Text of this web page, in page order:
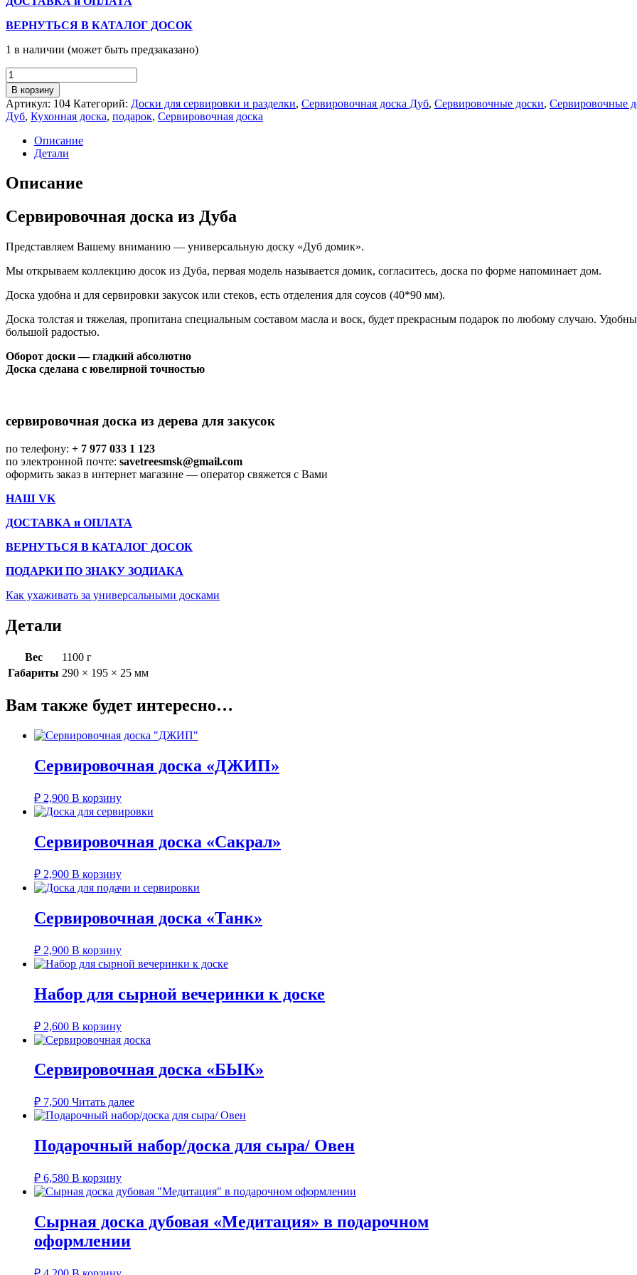
ВЕРНУТЬСЯ В КАТАЛОГ ДОСОК
1 в наличии (может быть предзаказано)
Количество
товара
Сервировочная
доска
"Дуб
домик"
В корзину
Артикул: 104 Категорий: Доски для сервировки и разделки, Сервировочная доска Дуб, Сервировочные доски, Сервировочные
Дуб, Кухонная доска, подарок, Сервировочная доска
Описание
Детали
Описание
Сервировочная доска из Дуба
Представляем Вашему вниманию — универсальную доску «Дуб домик».
Мы открываем коллекцию досок из Дуба, первая модель называется домик, согласитесь, доска по форме напоминает дом.
Доска удобна и для сервировки закусок или стеков, есть отделения для соусов (40*90 мм).
Доска толстая и тяжелая, пропитана специальным составом масла и воск, будет прекрасным подарок по любому случаю.
большой радостью.
Оборот доски — гладкий абсолютно
Доска сделана с ювелирной точностью
сервировочная доска из дерева для закусок
по телефону: + 7 977 033 1 123
по электронной почте: savetreesmsk@gmail.com
оформить заказ в интернет магазине — оператор свяжется с Вами
НАШ VK
ДОСТАВКА и ОПЛАТА
ВЕРНУТЬСЯ В КАТАЛОГ ДОСОК
ПОДАРКИ ПО ЗНАКУ ЗОДИАКА
Как ухаживать за универсальными досками
Детали
Вес
1100 г
Габариты 290 × 195 × 25 мм
Вам также будет интересно…
Сервировочная доска «ДЖИП»
₽ 2,900 В корзину
Сервировочная доска «Сакрал»
₽ 2,900 В корзину
Сервировочная доска «Танк»
₽ 2,900 В корзину
Набор для сырной вечеринки к доске
₽ 2,600 В корзину
Сервировочная доска «БЫК»
₽ 7,500 Читать далее
Подарочный набор/доска для сыра/ Овен
₽ 6,580 В корзину
Сырная доска дубовая «Медитация» в подарочном
оформлении